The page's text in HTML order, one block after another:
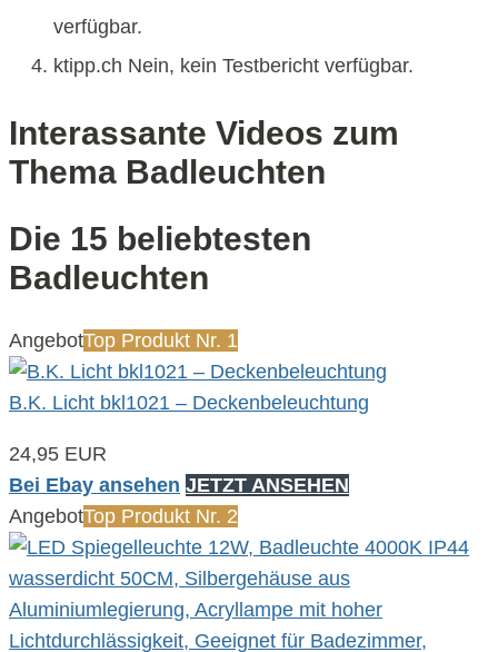
verfügbar.
ktipp.ch Nein, kein Testbericht verfügbar.
Interassante Videos zum
Thema Badleuchten
Die 15 beliebtesten
Badleuchten
AngebotTop Produkt Nr. 1
B.K. Licht bkl1021 – Deckenbeleuchtung
24,95 EUR
Bei Ebay ansehen JETZT ANSEHEN
AngebotTop Produkt Nr. 2